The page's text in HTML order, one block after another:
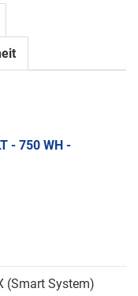
- 750 WH -
(Smart System)